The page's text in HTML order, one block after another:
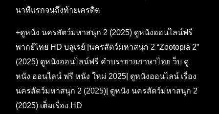
นาทีแรกจนถึงท้ายเครดิต
+ดูหนัง นครสัตว์มหาสนุก 2 (2025) ดูหนังออนไลน์ฟรี
พากย์ไทย HD บลูเรย์ |นครสัตว์มหาสนุก 2 “Zootopia 2”
(2025) ดูหนังออนไลน์ฟรี คำบรรยายภาษาไทย ว็บ ดู
หนัง ออนไลน์ ฟรี หนัง ใหม่ 2025| ดูหนังออนไลน์ เรื่อง
นครสัตว์มหาสนุก 2 (2025)| ดูหนัง นครสัตว์มหาสนุก 2
(2025) เต็มเรื่อง HD